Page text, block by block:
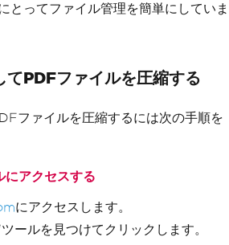
とってファイル管理を簡単にしていま
PDFファイルを圧縮する
ファイルを圧縮するには次の手順を
アクセスする
にアクセスします。
ールを見つけてクリックします。